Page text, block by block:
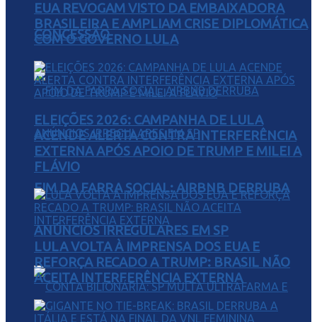
CONCESSÃO
FIM DA FARRA SOCIAL: AIRBNB DERRUBA
ANÚNCIOS IRREGULARES EM SP
EUA REVOGAM VISTO DA EMBAIXADORA
BRASILEIRA E AMPLIAM CRISE DIPLOMÁTICA
COM O GOVERNO LULA
ELEIÇÕES 2026: CAMPANHA DE LULA
ACENDE ALERTA CONTRA INTERFERÊNCIA
EXTERNA APÓS APOIO DE TRUMP E MILEI A
FLÁVIO
LULA VOLTA À IMPRENSA DOS EUA E
REFORÇA RECADO A TRUMP: BRASIL NÃO
ACEITA INTERFERÊNCIA EXTERNA